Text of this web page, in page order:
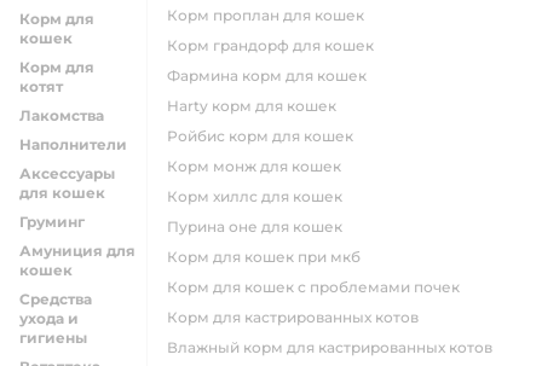
Корм для
кошек
Корм для
котят
Лакомства
Наполнители
Аксессуары
для кошек
Груминг
Амуниция для
кошек
Средства
ухода и
гигиены
корм проплан для кошек
корм грандорф для кошек
фармина корм для кошек
harty корм для кошек
ройбис корм для кошек
корм монж для кошек
корм хиллс для кошек
пурина оне для кошек
корм для кошек при мкб
корм для кошек с проблемами почек
Корм для кастрированных котов
влажный корм для кастрированных котов